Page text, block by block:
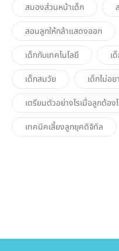
สมองส่วนหน้าเด็ก
สอนลูกให้กล้าแสดงออก
เด็กกับเทคโนโลยี
เ
เด็กสมวัย
เด็กไม่อ
เตรียมตัวอย่างไรเมื่อลูกต้อง
เทคนิคเลี้ยงลูกยุคดิจิทัล